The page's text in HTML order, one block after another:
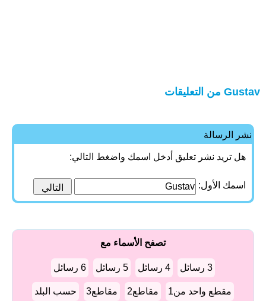
Gustav من التعليقات
نشر الرسالة
هل تريد نشر تعليق أدخل اسمك واضغط التالي:
اسمك الأول:
تصفح الأسماء مع
3 رسائل 4 رسائل 5 رسائل 6 رسائل
مقطع واحد من1 مقاطع2 مقاطع3 حسب البلد